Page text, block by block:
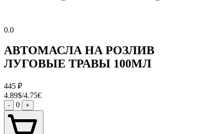
0.0
АВТОМАСЛА НА РОЗЛИВ
ЛУГОВЫЕ ТРАВЫ 100МЛ
445 ₽
4.89$/4.75€
- 0 +